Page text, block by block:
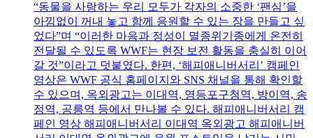
“동물을 사랑하는 우리 모두가 각자의 소중한 ‘팬심’을
아낌없이 꺼내 놓고 함께 응원할 수 있는 장을 만들고 싶
었다”며 “이러한 마음과 정성이 멸종위기종에게 온전히
전달될 수 있도록 WWF는 현장 보전 활동을 충실히 이어
갈 것”이라고 덧붙였다. 한편, ‘해피애니버서리’ 캠페인
영상은 WWF 공식 홈페이지와 SNS 채널을 통해 확인할
수 있으며, 옥외광고는 이대역, 영등포구청역, 방이역, 송
정역, 공릉역 등에서 만나볼 수 있다. 해피애니버서리 캠
페인 영상 해피애니버서리 이대역 옥외광고 해피애니버